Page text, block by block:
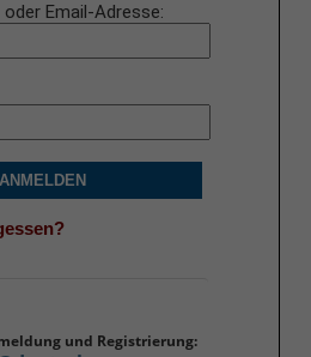
Email-Adresse
ANMELDEN
und Registrierung: